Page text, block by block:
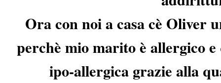
Ora con noi a casa cè Oliver
perchè mio marito è allergico
ipo-allergica grazie alla